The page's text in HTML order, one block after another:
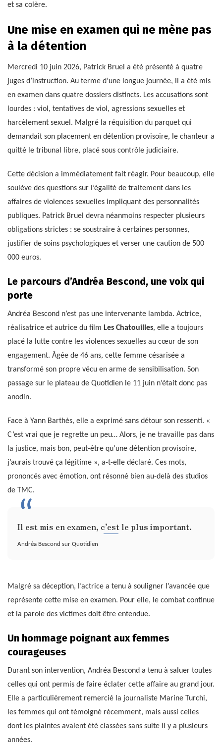
et sa colère.
Une mise en examen qui ne mène pas
à la détention
Mercredi 10 juin 2026, Patrick Bruel a été présenté à quatre
juges d’instruction. Au terme d’une longue journée, il a été mis
en examen dans quatre dossiers distincts. Les accusations sont
lourdes : viol, tentatives de viol, agressions sexuelles et
harcèlement sexuel. Malgré la réquisition du parquet qui
demandait son placement en détention provisoire, le chanteur a
quitté le tribunal libre, placé sous contrôle judiciaire.
Cette décision a immédiatement fait réagir. Pour beaucoup, elle
soulève des questions sur l’égalité de traitement dans les
affaires de violences sexuelles impliquant des personnalités
publiques. Patrick Bruel devra néanmoins respecter plusieurs
obligations strictes : se soustraire à certaines personnes,
justifier de soins psychologiques et verser une caution de 500
000 euros.
Le parcours d’Andréa Bescond, une voix qui
porte
Andréa Bescond n’est pas une intervenante lambda. Actrice,
réalisatrice et autrice du film Les Chatouilles, elle a toujours
placé la lutte contre les violences sexuelles au cœur de son
engagement. Âgée de 46 ans, cette femme césarisée a
transformé son propre vécu en arme de sensibilisation. Son
passage sur le plateau de Quotidien le 11 juin n’était donc pas
anodin.
Face à Yann Barthès, elle a exprimé sans détour son ressenti. «
C’est vrai que je regrette un peu… Alors, je ne travaille pas dans
la justice, mais bon, peut-être qu’une détention provisoire,
j’aurais trouvé ça légitime », a-t-elle déclaré. Ces mots,
prononcés avec émotion, ont résonné bien au-delà des studios
de TMC.
Il est mis en examen, c’est le plus important.
Andréa Bescond sur Quotidien
Malgré sa déception, l’actrice a tenu à souligner l’avancée que
représente cette mise en examen. Pour elle, le combat continue
et la parole des victimes doit être entendue.
Un hommage poignant aux femmes
courageuses
Durant son intervention, Andréa Bescond a tenu à saluer toutes
celles qui ont permis de faire éclater cette affaire au grand jour.
Elle a particulièrement remercié la journaliste Marine Turchi,
les femmes qui ont témoigné récemment, mais aussi celles
dont les plaintes avaient été classées sans suite il y a plusieurs
années.